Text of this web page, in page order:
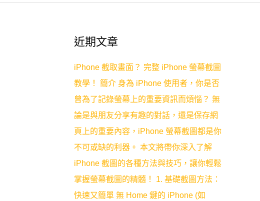
近期文章
iPhone 截取畫面？ 完整 iPhone 螢幕截圖
教學！ 簡介 身為 iPhone 使用者，你是否
曾為了記錄螢幕上的重要資訊而煩惱？ 無
論是與朋友分享有趣的對話，還是保存網
頁上的重要內容，iPhone 螢幕截圖都是你
不可或缺的利器。 本文將帶你深入了解
iPhone 截圖的各種方法與技巧，讓你輕鬆
掌握螢幕截圖的精髓！ 1. 基礎截圖方法：
快速又簡單 無 Home 鍵的 iPhone (如